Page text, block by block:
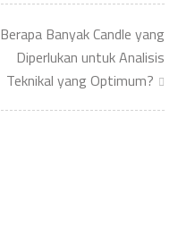
Berapa Banyak Candle yang
Diperlukan untuk Analisis
Teknikal yang Optimum?